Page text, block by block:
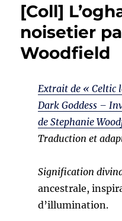
[Coll]
noisetier
Woodfield
Extrait de « Celtic
Dark Goddess –
de Stephanie
Traduction et
Signification
ancestrale,
d’illumination.